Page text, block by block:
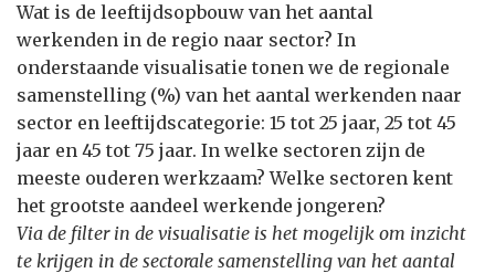
Wat is de leeftijdsopbouw van het aantal
werkenden in de regio naar sector? In
onderstaande visualisatie tonen we de regionale
samenstelling (%) van het aantal werkenden naar
sector en leeftijdscategorie: 15 tot 25 jaar, 25 tot 45
jaar en 45 tot 75 jaar. In welke sectoren zijn de
meeste ouderen werkzaam? Welke sectoren kent
het grootste aandeel werkende jongeren?
Via de filter in de visualisatie is het mogelijk om inzicht
te krijgen in de sectorale samenstelling van het aantal